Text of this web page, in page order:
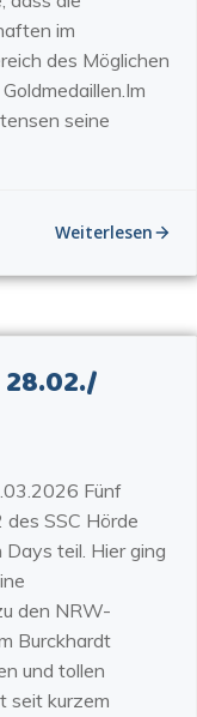
im
des Möglichen
seine
Weiterlesen
28.02./
Fünf
SSC Hörde
teil. Hier ging
den NRW-
Burckhardt
und tollen
seit kurzem